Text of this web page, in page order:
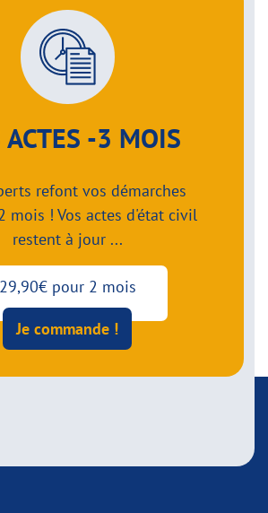
ACTES -3 MOIS
refont vos démarches
mois ! Vos actes d'état civil
restent à jour ...
29,90€ pour 2 mois
Je commande !